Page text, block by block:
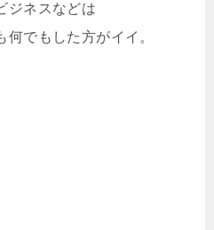
ジネスなどは
でもした方がイイ。